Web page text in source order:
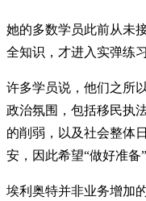
她的多数学员此前从未
全知识，才进入实弹练习
许多学员说，他们之所
政治氛围，包括移民执
的削弱，以及社会整体
安，因此希望“做好准备”
埃利奥特并非业务增加